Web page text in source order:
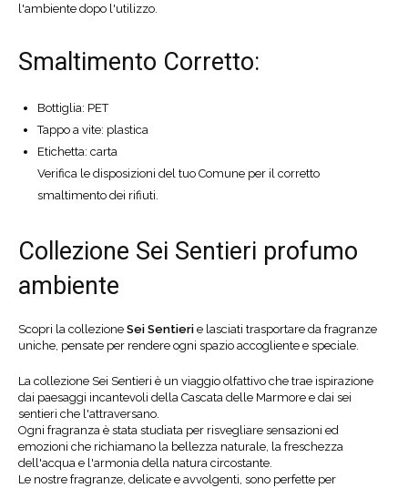
l'ambiente dopo l'utilizzo.
Smaltimento Corretto:
Bottiglia: PET
Tappo a vite: plastica
Etichetta: carta
Verifica le disposizioni del tuo Comune per il corretto
smaltimento dei rifiuti.
Collezione Sei Sentieri profumo
ambiente
Scopri la collezione Sei Sentieri e lasciati trasportare da fragranze
uniche, pensate per rendere ogni spazio accogliente e speciale.
La collezione Sei Sentieri è un viaggio olfattivo che trae ispirazione
dai paesaggi incantevoli della Cascata delle Marmore e dai sei
sentieri che l'attraversano.
Ogni fragranza è stata studiata per risvegliare sensazioni ed
emozioni che richiamano la bellezza naturale, la freschezza
dell'acqua e l'armonia della natura circostante.
Le nostre fragranze, delicate e avvolgenti, sono perfette per